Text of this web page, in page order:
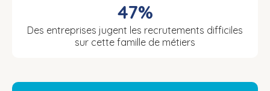
47%
Des entreprises jugent les recrutements difficiles
sur cette famille de métiers